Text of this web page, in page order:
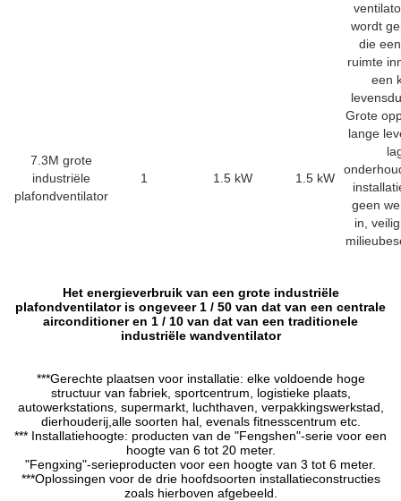
wordt
die
ruimte
een
7.3M grote
industriële
plafondventilator
1 1.5 kW 1.5 kW
Grote
lange
geen
in,
Het energieverbruik van een grote industriële
plafondventilator is ongeveer 1 / 50 van dat van een centrale
airconditioner en 1 / 10 van dat van een traditionele
industriële wandventilator
***Gerechte plaatsen voor installatie: elke voldoende hoge
structuur van fabriek, sportcentrum, logistieke plaats,
autowerkstations, supermarkt, luchthaven, verpakkingswerkstad,
dierhouderij,alle soorten hal, evenals fitnesscentrum etc.
*** Installatiehoogte: producten van de "Fengshen"-serie voor een
hoogte van 6 tot 20 meter.
"Fengxing"-serieproducten voor een hoogte van 3 tot 6 meter.
***Oplossingen voor de drie hoofdsoorten installatieconstructies
zoals hierboven afgebeeld.